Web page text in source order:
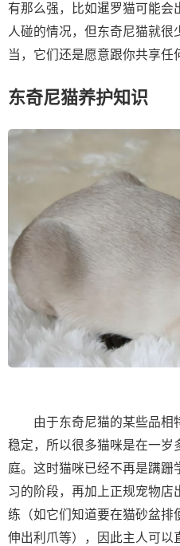
有那么强，比如暹罗猫可能会
人碰的情况，但东奇尼猫就
当，它们还是愿意跟你共享任
东奇尼猫养护知识
由于东奇尼猫的某些品相
稳定，所以很多猫咪是在一岁
庭。这时猫咪已经不再是蹒跚
习的阶段，再加上正规宠物店
练（如它们知道要在猫砂盆排
伸出利爪等），因此主人可以